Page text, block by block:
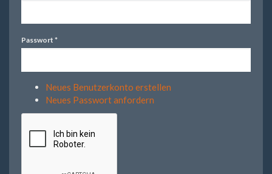
Passwort *
Neues Benutzerkonto erstellen
Neues Passwort anfordern